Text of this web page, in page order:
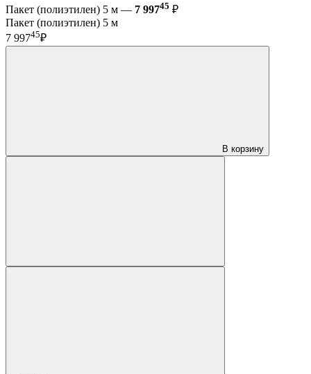
Пакет (полиэтилен) 5 м — 7 99745 ₽
Пакет (полиэтилен) 5 м
7 99745₽
В корзину